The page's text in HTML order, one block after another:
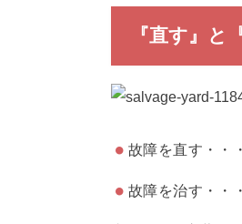
『直す』と
故障を直す・・
故障を治す・・